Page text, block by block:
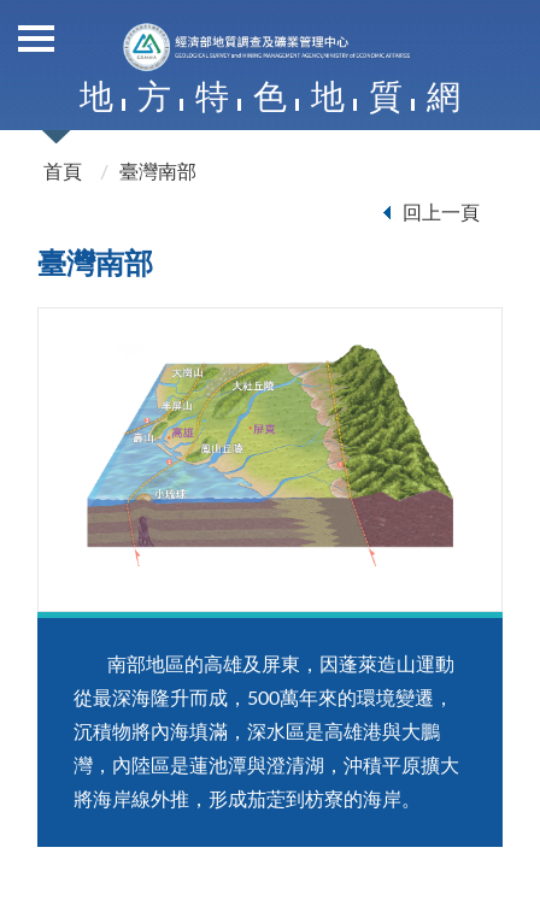
地 方 特 色 地 質 網
首頁 臺灣南部
回上一頁
臺灣南部
南部地區的高雄及屏東，因蓬萊造山運動
從最深海隆升而成，500萬年來的環境變遷，
沉積物將內海填滿，深水區是高雄港與大鵬
灣，內陸區是蓮池潭與澄清湖，沖積平原擴大
將海岸線外推，形成茄萣到枋寮的海岸。